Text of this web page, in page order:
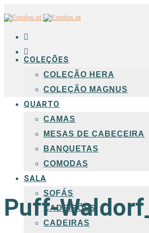
COLEÇÕES
COLEÇÃO HERA
COLEÇÃO MAGNUS
QUARTO
CAMAS
MESAS DE CABECEIRA
BANQUETAS
COMODAS
SALA
SOFÁS
CADEIRÕES
CADEIRAS
Puff-